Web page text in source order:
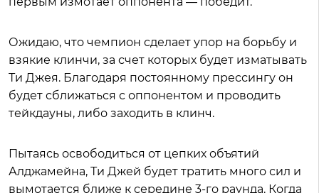
Ожидаю, что чемпион сделает упор на борьбу и
взякие клинчи, за счет которых будет изматывать
Ти Джея. Благодаря постоянному прессингу он
будет сближаться с оппонентом и проводить
тейкдауны, либо заходить в клинч.
Пытаясь освободиться от цепких объятий
Алджамейна, Ти Джей будет тратить много сил и
вымотается ближе к середине 3-го раунда. Когда